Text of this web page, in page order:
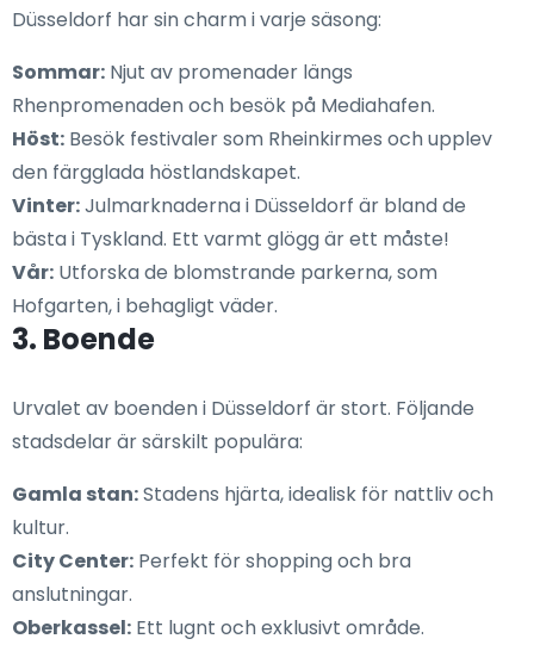
Düsseldorf har sin charm i varje säsong:
Sommar: Njut av promenader längs
Rhenpromenaden och besök på Mediahafen.
Höst: Besök festivaler som Rheinkirmes och upplev
den färgglada höstlandskapet.
Vinter:Julmarknaderna i Düsseldorf är bland de
bästa i Tyskland. Ett varmt glögg är ett måste!
Vår: Utforska de blomstrande parkerna, som
Hofgarten, i behagligt väder.
3. Boende
Urvalet av boenden i Düsseldorf är stort. Följande
stadsdelar är särskilt populära:
Gamla stan:Stadens hjärta, idealisk för nattliv och
kultur.
City Center: Perfekt för shopping och bra
anslutningar.
Oberkassel: Ett lugnt och exklusivt område.